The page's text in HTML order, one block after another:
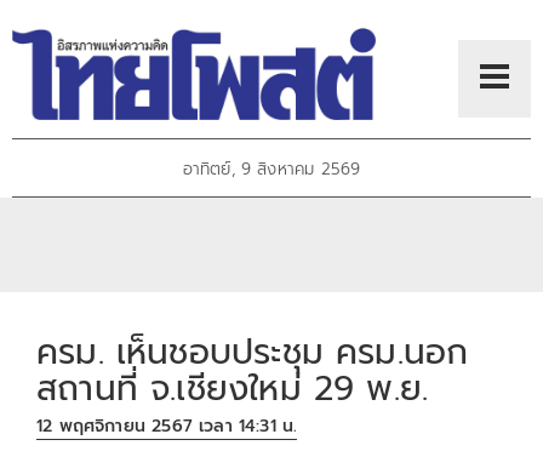
อาทิตย์, 9 สิงหาคม 2569
ครม. เห็นชอบประชุม ครม.นอก
สถานที่ จ.เชียงใหม่ 29 พ.ย.
12 พฤศจิกายน 2567 เวลา 14:31 น.